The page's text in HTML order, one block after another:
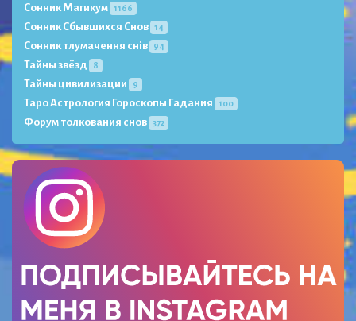
Сонник Магикум 1166
Сонник Сбывшихся Снов 14
Сонник тлумачення снів 94
Тайны звёзд 8
Тайны цивилизации 9
Таро Астрология Гороскопы Гадания 100
Форум толкования снов 372